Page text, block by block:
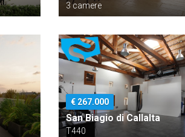
3 camere
€ 267.000
San Biagio di Callalta
T440